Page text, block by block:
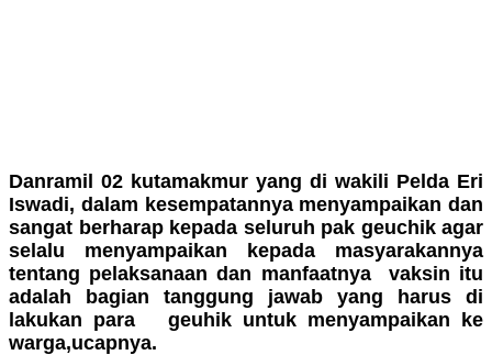
Danramil 02 kutamakmur yang di wakili Pelda Eri
Iswadi, dalam kesempatannya menyampaikan dan
sangat berharap kepada seluruh pak geuchik agar
selalu menyampaikan kepada masyarakannya
tentang pelaksanaan dan manfaatnya
vaksin itu
adalah bagian tanggung jawab yang harus di
lakukan para
geuhik untuk menyampaikan ke
warga,ucapnya.